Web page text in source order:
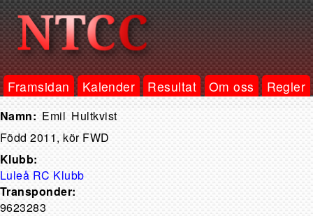
Framsidan Kalender Resultat Om oss Regler
Emil Hultkvist
Född 2011, kör FWD
Klubb:
Luleå RC Klubb
Transponder:
9623283